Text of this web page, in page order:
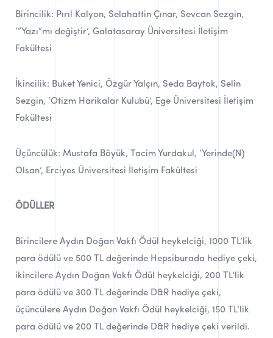
Birincilik: Pırıl Kalyon, Selahattin Çınar, Sevcan Sezgin,
‘“Yazı”mı değiştir’, Galatasaray Üniversitesi İletişim
Fakültesi
İkincilik: Buket Yenici, Özgür Yalçın, Seda Baytok, Selin
Sezgin, ‘Otizm Harikalar Kulubü’, Ege Üniversitesi İletişim
Fakültesi
Üçüncülük: Mustafa Böyük, Tacim Yurdakul, ‘Yerinde(N)
Olsan’, Erciyes Üniversitesi İletişim Fakültesi
ÖDÜLLER
Birincilere Aydın Doğan Vakfı Ödül heykelciği, 1000 TL’lik
para ödülü ve 500 TL değerinde Hepsiburada hediye çeki,
ikincilere Aydın Doğan Vakfı Ödül heykelciği, 200 TL’lik
para ödülü ve 300 TL değerinde D&R hediye çeki,
üçüncülere Aydın Doğan Vakfı Ödül heykelciği, 150 TL’lik
para ödülü ve 200 TL değerinde D&R hediye çeki verildi.